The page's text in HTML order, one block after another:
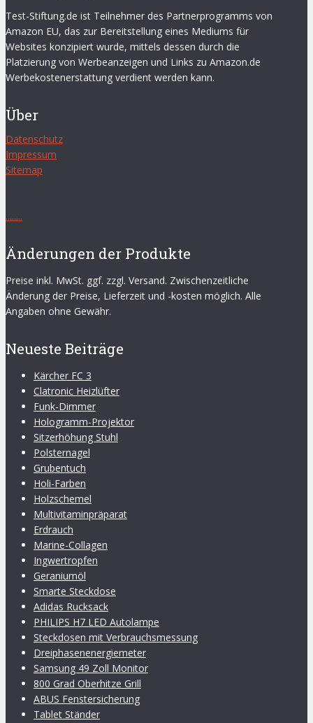
Test-Stiftung.de ist Teilnehmer des Partnerprogramms von
Amazon EU, das zur Bereitstellung eines Mediums für
Websites konzipiert wurde, mittels dessen durch die
Platzierung von Werbeanzeigen und Links zu Amazon.de
Werbekostenerstattung verdient werden kann.
Über
Datenschutz
Impressum
Sitemap
........
Änderungen der Produkte
Preise inkl. MwSt. ggf. zzgl. Versand. Zwischenzeitliche
Änderung der Preise, Lieferzeit und -kosten möglich. Alle
Angaben ohne Gewähr.
Neueste Beiträge
Kärcher FC 3
Clatronic Heizlüfter
Funk-Dimmer
Hologramm-Projektor
Sitzerhöhung Stuhl
Polsternagel
Grubentuch
Holi-Farben
Holzschemel
Multivitaminpräparat
Erdrauch
Marine-Collagen
Ingwertropfen
Geraniumöl
Smarte Steckdose
Adidas Rucksack
PHILIPS H7 LED Autolampe
Steckdosen mit Verbrauchsmessung
Dreiphasenenergiemeter
Samsung 49 Zoll Monitor
800 Grad Oberhitze Grill
ABUS Fenstersicherung
Tablet Ständer